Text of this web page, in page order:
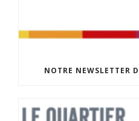
NOTRE NEWSLETTER